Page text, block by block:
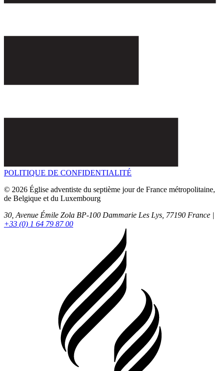
POLITIQUE DE CONFIDENTIALITÉ
© 2026 Église adventiste du septième jour de France métropolitaine,
de Belgique et du Luxembourg
30, Avenue Émile Zola BP-100 Dammarie Les Lys, 77190 France |
+33 (0) 1 64 79 87 00